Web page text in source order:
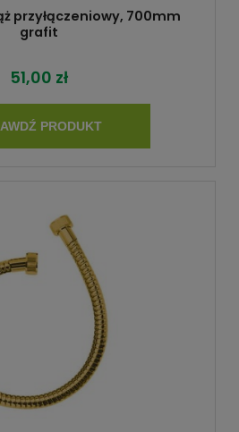
przyłączeniowy, 700mm
grafit
51,00 zł
PRODUKT